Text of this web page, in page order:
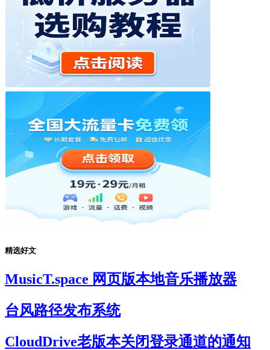
精选好文
MusicT.space 网页版本地音乐播放器
台风路径发布系统
CloudDrive老版本关闭登录通道的通知